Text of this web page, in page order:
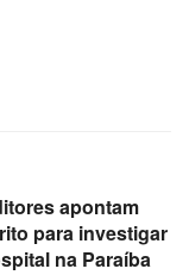
apontam
para investigar
na Paraíba